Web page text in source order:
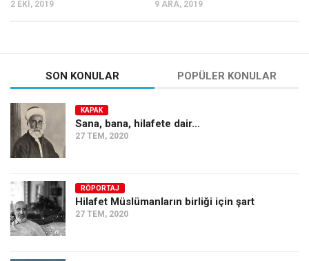
Kategoriler
Kültür Sanat
Kitap
Karisi kitap sualleri
7 soruda bu hafta
Ekonomi
Spor
2 EKI, 2019 9 ARA, 2019
SON KONULAR POPÜLER KONULAR
KAPAK
Sana, bana, hilafete dair…
27 TEM, 2020
RÖPORTAJ
Hilafet Müslümanların birliği için şart
27 TEM, 2020